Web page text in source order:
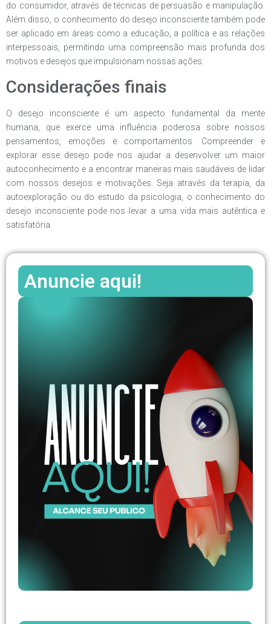
do consumidor, através de técnicas de persuasão e manipulação.
Além disso, o conhecimento do desejo inconsciente também pode
ser aplicado em áreas como a educação, a política e as relações
interpessoais, permitindo uma compreensão mais profunda dos
motivos e desejos que impulsionam nossas ações.
Considerações finais
O desejo inconsciente é um aspecto fundamental da mente
humana, que exerce uma influência poderosa sobre nossos
pensamentos, emoções e comportamentos. Compreender e
explorar esse desejo pode nos ajudar a desenvolver um maior
autoconhecimento e a encontrar maneiras mais saudáveis de lidar
com nossos desejos e motivações. Seja através da terapia, da
autoexploração ou do estudo da psicologia, o conhecimento do
desejo inconsciente pode nos levar a uma vida mais autêntica e
satisfatória.
Anuncie aqui!